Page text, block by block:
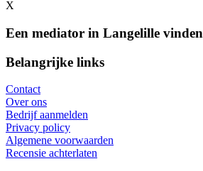
X
Een mediator in Langelille vinden
Belangrijke links
Contact
Over ons
Bedrijf aanmelden
Privacy policy
Algemene voorwaarden
Recensie achterlaten